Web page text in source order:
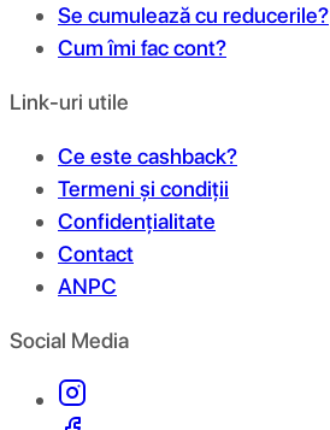
Se cumulează cu reducerile?
Cum îmi fac cont?
Link-uri utile
Ce este cashback?
Termeni și condiții
Confidențialitate
Contact
ANPC
Social Media